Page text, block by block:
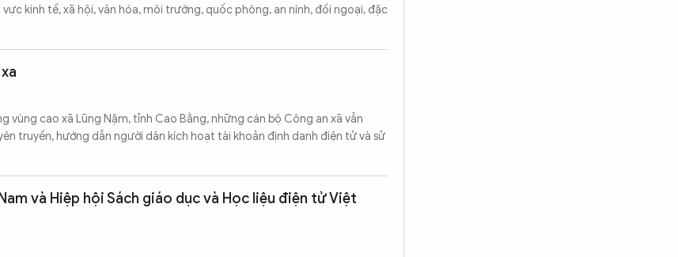
kinh tế, xã hội, văn hóa, môi trường, quốc phòng, an ninh, đối ngoại, đặc
vùng cao xã Lũng Nặm, tỉnh Cao Bằng, những cán bộ Công an xã vẫn
truyền, hướng dẫn người dân kích hoạt tài khoản định danh điện tử và sử
và Hiệp hội Sách giáo dục và Học liệu điện tử Việt